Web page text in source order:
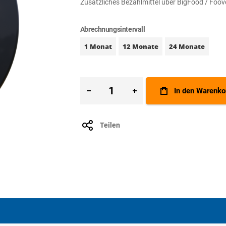
Zusätzliches Bezahlmittel über BigFood /
Abrechnungsintervall
1 Monat 12 Monate 24 Monate
In den
Teilen